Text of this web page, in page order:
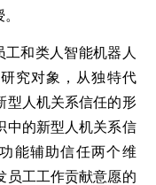
和类人智能机器人
研究对象，从独特代
型人机关系信任的形
中的新型人机关系信
能辅助信任两个维
员工工作贡献意愿的